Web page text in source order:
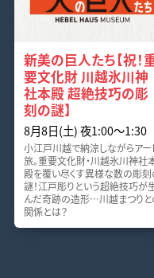
新美の巨人たち【祝！
要文化財 川越氷川神
社本殿 超絶技巧の彫
刻の謎】
8月8日(土) 夜1:00〜1:30
小江戸川越で納涼しながらアー
旅。重要文化財・川越氷川神社
殿を覆い尽くす異様な数の彫刻
謎！江戸彫りという超絶技巧が
んだ奇跡の造形…川越まつりと
関係とは？